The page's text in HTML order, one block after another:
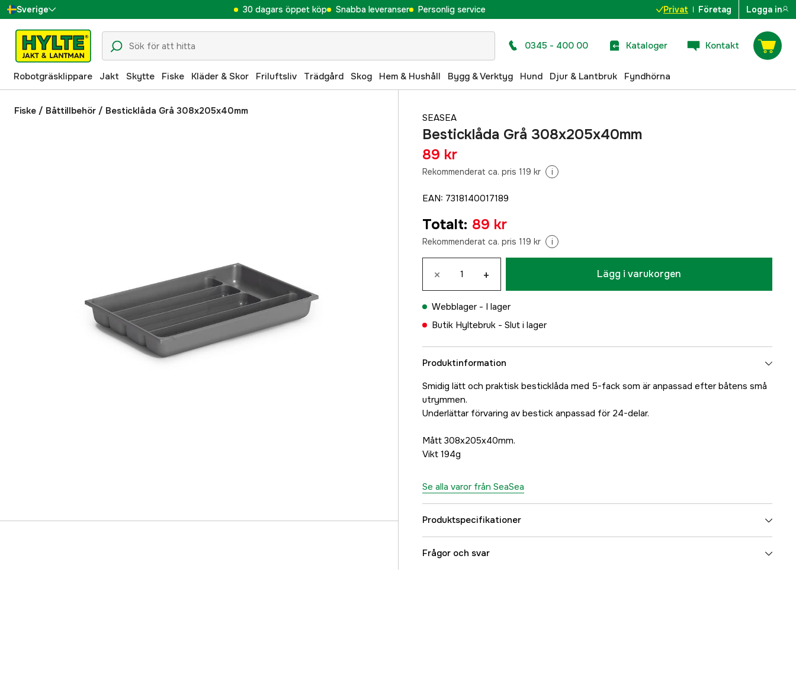
Sverige
Danmark
Suomi
Norge
Deutschland
30 dagars öppet köp Snabba leveranser Personlig service Privat Företag Logga in
0345 - 400 00 Kataloger Kontakt
Robotgräsklippare Jakt Skytte Fiske Kläder & Skor Friluftsliv Trädgård Skog Hem & Hushåll Bygg & Verktyg Hund Djur & Lantbruk Fyndhörna
Fiske / Båttillbehör / Besticklåda Grå 308x205x40mm
SEASEA
Besticklåda Grå 308x205x40mm
89 kr
Rekommenderat ca. pris 119 kr i
EAN: 7318140017189
Totalt: 89 kr
Rekommenderat ca. pris 119 kr i
× + Lägg i varukorgen
Webblager - I lager
Butik Hyltebruk - Slut i lager
Produktinformation
Smidig lätt och praktisk besticklåda med 5-fack som är anpassad efter båtens små
utrymmen.
Underlättar förvaring av bestick anpassad för 24-delar.
Mått 308x205x40mm.
Vikt 194g
Se alla varor från SeaSea
Produktspecifikationer
Referensnummer
Frågor och svar